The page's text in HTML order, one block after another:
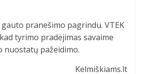
pranešimo pagrindu. VTEK
tyrimo pradėjimas savaime
nuostatų pažeidimo.
Kelmiškiams.lt